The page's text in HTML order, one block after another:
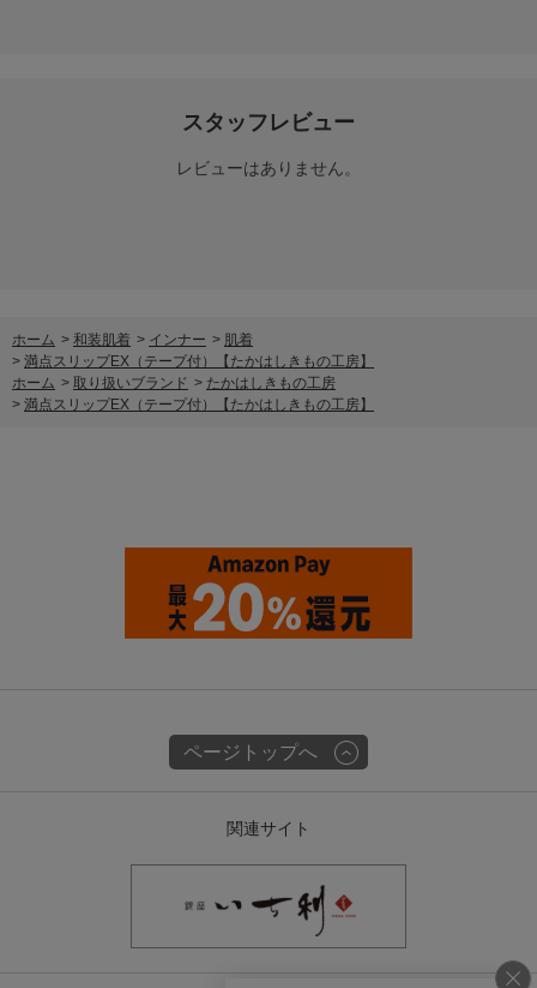
スタッフレビュー
レビューはありません。
ホーム > 和装肌着 > インナー > 肌着
> 満点スリップEX（テープ付）【たかはしきもの工房】
ホーム > 取り扱いブランド > たかはしきもの工房
> 満点スリップEX（テープ付）【たかはしきもの工房】
ページトップへ
関連サイト